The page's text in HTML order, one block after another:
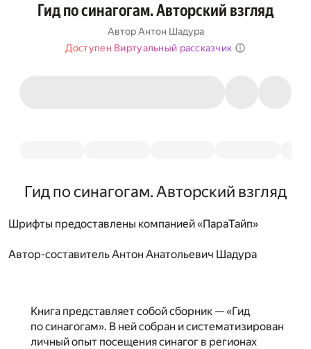
Гид по синагогам. Авторский взгляд
Автор Антон Шадура
Доступен Виртуальный рассказчик
Гид по синагогам. Авторский взгляд
Шрифты предоставлены компанией «ПараТайп»
Автор-составительАнтон Анатольевич Шадура
Книга представляет собой сборник — «Гид
по синагогам». В ней собран и систематизирован
личный опыт посещения синагог в регионах